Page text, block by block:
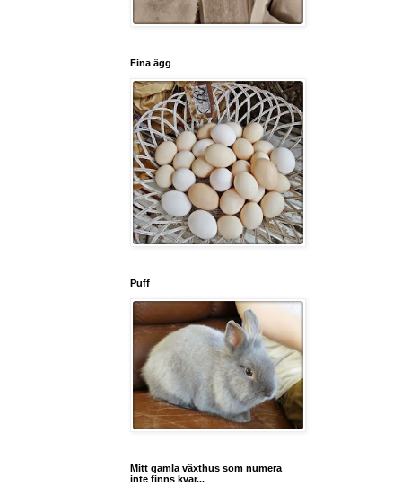
Fina ägg
Puff
Mitt gamla växthus som numera
inte finns kvar...